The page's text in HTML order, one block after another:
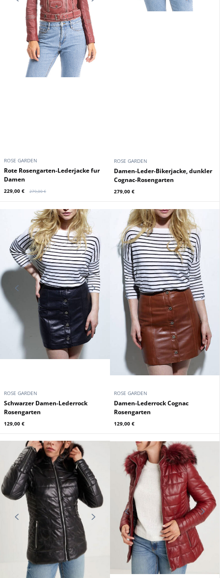
ROSE GARDEN
Rote Rosengarten-Lederjacke fur
Damen
229,00 € 279,00 €
ROSE GARDEN
Damen-Leder-Bikerjacke, dunkler
Cognac-Rosengarten
279,00 €
ROSE GARDEN
Schwarzer Damen-Lederrock
Rosengarten
129,00 €
ROSE GARDEN
Damen-Lederrock Cognac
Rosengarten
129,00 €